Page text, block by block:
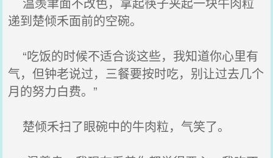
递到楚倾禾面前的空碗。
“吃饭的时候不适合谈这些，我知道你心里有
气，但钟老说过，三餐要按时吃，别让过去几个
月的努力白费。”
楚倾禾扫了眼碗中的牛肉粒，气笑了。